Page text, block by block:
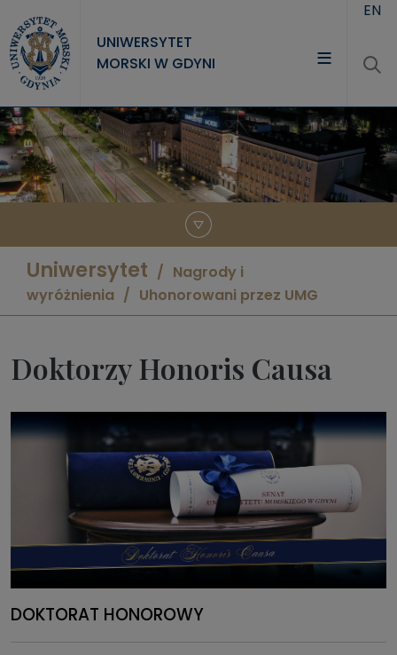
UNIWERSYTET
MORSKI W GDYNI
UNIWERSYTET
STUDIA
NAUKA
EN
Uniwersytet
Nagrody i
wyróżnienia
Uhonorowani przez UMG
Doktorzy Honoris Causa
DOKTORAT HONOROWY